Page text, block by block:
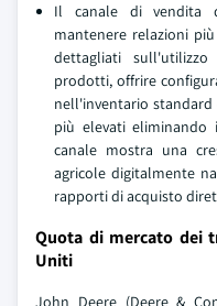
Il canale di vendita
mantenere relazioni
dettagliati
prodotti, offrire
nell'inventario
più elevati eliminando
canale mostra una
agricole digitalmente
rapporti di acquisto
Quota di mercato dei
Uniti
John Deere (Deere &